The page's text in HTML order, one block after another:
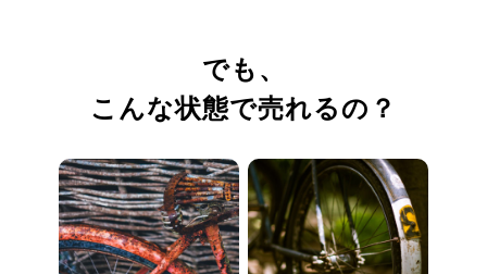
でも、
こんな状態で売れるの？